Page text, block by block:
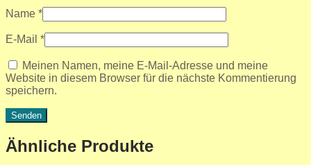
Name *
E-Mail *
Meinen Namen, meine E-Mail-Adresse und meine
Website in diesem Browser für die nächste Kommentierung
speichern.
Ähnliche Produkte